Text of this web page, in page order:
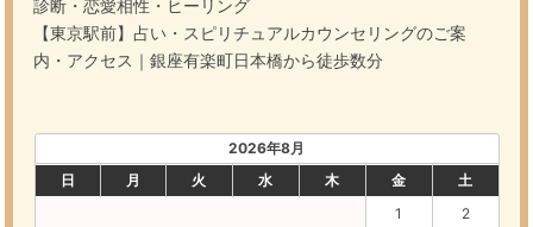
診断・恋愛相性・ヒーリング
【東京駅前】占い・スピリチュアルカウンセリングのご案
内・アクセス｜銀座有楽町日本橋から徒歩数分
2026年8月
日
月 火 水 木 金
土
1
2